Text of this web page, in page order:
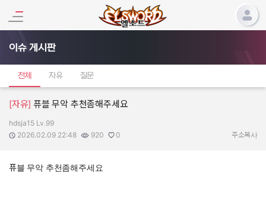
이슈 게시판
전체 자유 질문
[자유] 퓨블 무악 추천좀해주세요
작성자:
hdsja15 Lv.99
작성일:
2026.02.09 22:48
조회수:
920
추천수:
0 주소복사
퓨블 무악 추천좀해주세요